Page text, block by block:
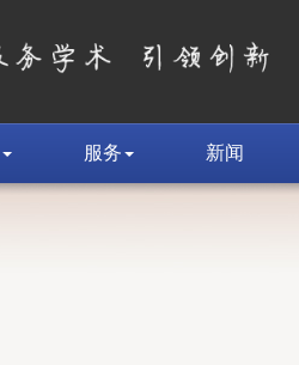
服务 新闻